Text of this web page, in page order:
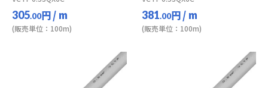
305.00円/ m
(販売単位：100m)
381.00円/ m
(販売単位：100m)